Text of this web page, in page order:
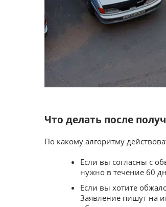
Что делать после
По какому алгоритму
Если вы согласны с
нужно в течение 60
Если вы хотите
Заявление пишут на